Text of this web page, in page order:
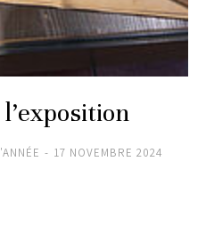
17 NOVEMBRE 2024